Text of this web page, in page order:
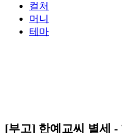
컬처
머니
테마
[부고] 한예교씨 별세 -